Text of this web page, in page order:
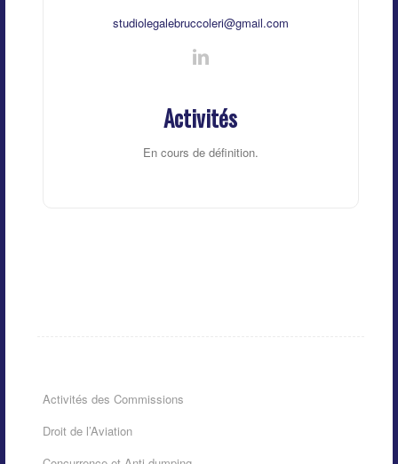
studiolegalebruccoleri@gmail.com
Activités
En cours de définition.
Activités des Commissions
Droit de l’Aviation